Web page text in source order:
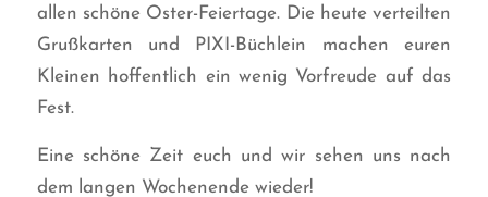
allen schöne Oster-Feiertage. Die heute verteilten
Grußkarten und PIXI-Büchlein machen euren
Kleinen hoffentlich ein wenig Vorfreude auf das
Fest.
Eine schöne Zeit euch und wir sehen uns nach
dem langen Wochenende wieder!